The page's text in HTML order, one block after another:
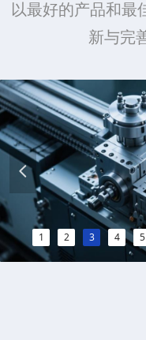
以最好的产品和最
新与完
1 2 3 4 5
넳